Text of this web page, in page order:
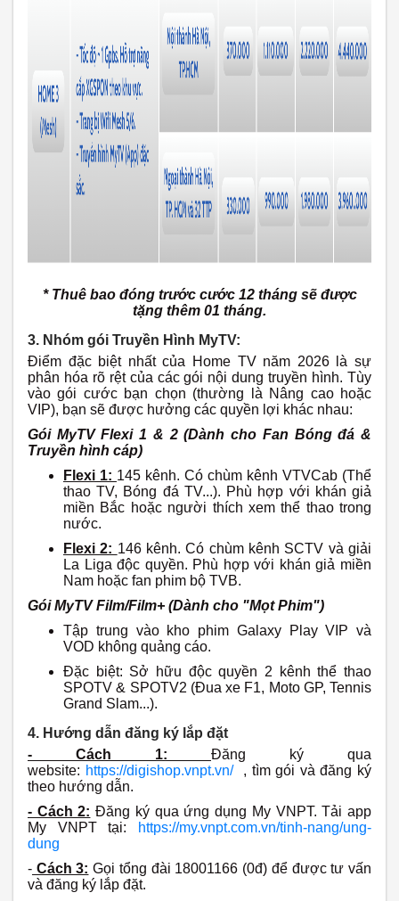
* Thuê bao đóng trước cước 12 tháng sẽ được
tặng thêm 01 tháng.
3. Nhóm gói Truyền Hình MyTV:
Điểm đặc biệt nhất của Home TV năm 2026 là sự
phân hóa rõ rệt của các gói nội dung truyền hình. Tùy
vào gói cước bạn chọn (thường là Nâng cao hoặc
VIP), bạn sẽ được hưởng các quyền lợi khác nhau:
Gói MyTV Flexi 1 & 2 (Dành cho Fan Bóng đá &
Truyền hình cáp)
Flexi 1: 145 kênh. Có chùm kênh VTVCab (Thể
thao TV, Bóng đá TV...). Phù hợp với khán giả
miền Bắc hoặc người thích xem thể thao trong
nước.
Flexi 2: 146 kênh. Có chùm kênh SCTV và giải
La Liga độc quyền. Phù hợp với khán giả miền
Nam hoặc fan phim bộ TVB.
Gói MyTV Film/Film+ (Dành cho "Mọt Phim")
Tập trung vào kho phim Galaxy Play VIP và
VOD không quảng cáo.
Đặc biệt: Sở hữu độc quyền 2 kênh thể thao
SPOTV & SPOTV2 (Đua xe F1, Moto GP, Tennis
Grand Slam...).
4. Hướng dẫn đăng ký lắp đặt
- Cách 1: Đăng ký qua
website: https://digishop.vnpt.vn/, tìm gói và đăng ký
theo hướng dẫn.
- Cách 2: Đăng ký qua ứng dụng My VNPT. Tải app
My VNPT tại:
https://my.vnpt.com.vn/tinh-nang/ung-
dung
- Cách 3: Gọi tổng đài 18001166 (0đ) để được tư vấn
và đăng ký lắp đặt.